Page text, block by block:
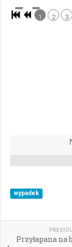
1 2 3
wypadek
Przyłapana na